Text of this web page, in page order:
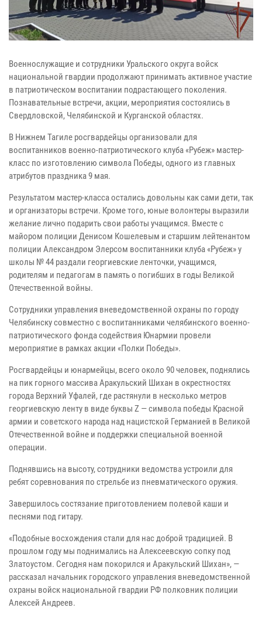
Военнослужащие и сотрудники Уральского округа войск
национальной гвардии продолжают принимать активное участие
в патриотическом воспитании подрастающего поколения.
Познавательные встречи, акции, мероприятия состоялись в
Свердловской, Челябинской и Курганской областях.
В Нижнем Тагиле росгвардейцы организовали для
воспитанников военно-патриотического клуба «Рубеж» мастер-
класс по изготовлению символа Победы, одного из главных
атрибутов праздника 9 мая.
Результатом мастер-класса остались довольны как сами дети, так
и организаторы встречи. Кроме того, юные волонтеры выразили
желание лично подарить свои работы учащимся. Вместе с
майором полиции Денисом Кошелевым и старшим лейтенантом
полиции Александром Элерсом воспитанники клуба «Рубеж» у
школы № 44 раздали георгиевские ленточки, учащимся,
родителям и педагогам в память о погибших в годы Великой
Отечественной войны.
Сотрудники управления вневедомственной охраны по городу
Челябинску совместно с воспитанниками челябинского военно-
патриотического фонда содействия Юнармии провели
мероприятие в рамках акции «Полки Победы».
Росгвардейцы и юнармейцы, всего около 90 человек, поднялись
на пик горного массива Аракульский Шихан в окрестностях
города Верхний Уфалей, где растянули в несколько метров
георгиевскую ленту в виде буквы Z — символа победы Красной
армии и советского народа над нацистской Германией в Великой
Отечественной войне и поддержки специальной военной
операции.
Поднявшись на высоту, сотрудники ведомства устроили для
ребят соревнования по стрельбе из пневматического оружия.
Завершилось состязание приготовлением полевой каши и
песнями под гитару.
«Подобные восхождения стали для нас доброй традицией. В
прошлом году мы поднимались на Алексеевскую сопку под
Златоустом. Сегодня нам покорился и Аракульский Шихан», —
рассказал начальник городского управления вневедомственной
охраны войск национальной гвардии РФ полковник полиции
Алексей Андреев.